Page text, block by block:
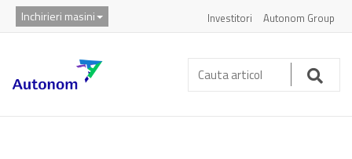
Inchirieri masini Investitori Autonom Group
Cauta
articol: